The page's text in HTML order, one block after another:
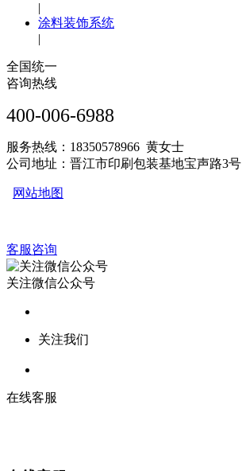
|
涂料装饰系统
|
全国统一
咨询热线
400-006-6988
服务热线：18350578966 黄女士
公司地址：晋江市印刷包装基地宝声路3号
网站地图
客服咨询
关注微信公众号
关注我们
在线客服